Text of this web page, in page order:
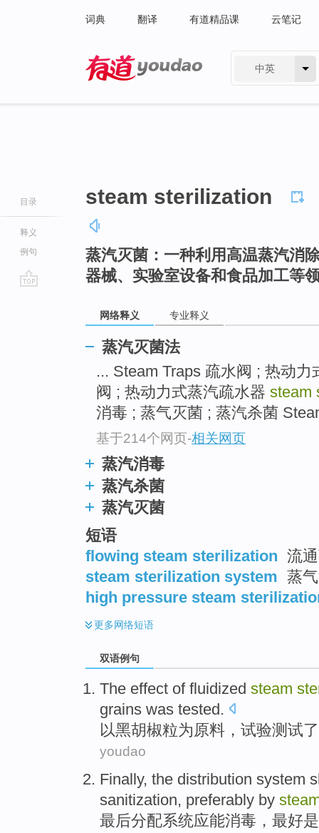
词典 翻译 有道精品课 云笔记
中英
目录
释义
例句
steam sterilization
蒸汽灭菌：一种利用高温蒸汽消
器械、实验室设备和食品加工等
网络释义 专业释义
蒸汽灭菌法
... Steam Traps 疏水阀 ; 热动
阀 ; 热动力式蒸汽疏水器 steam
消毒 ; 蒸气灭菌 ; 蒸汽杀菌
基于214个网页-相关网页
蒸汽消毒
蒸汽杀菌
蒸汽灭菌
短语
flowing steam sterilization 流
steam sterilization system 蒸
high pressure steam
更多网络短语
双语例句
The effect of fluidized steam
grains was tested.
以黑胡椒粒为原料，试验测试
youdao
Finally, the distribution system
sanitization, preferably by
最后分配系统应能消毒 ， 最好是